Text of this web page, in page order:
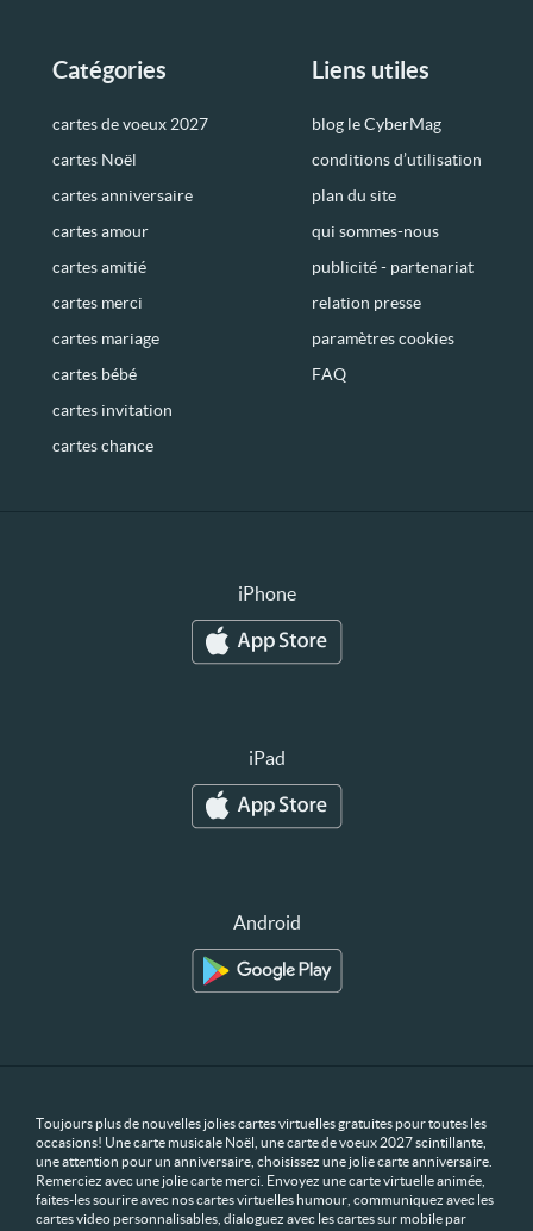
Catégories
cartes de voeux 2027
cartes Noël
cartes anniversaire
cartes amour
cartes amitié
cartes merci
cartes mariage
cartes bébé
cartes invitation
cartes chance
Liens utiles
blog le CyberMag
conditions d’utilisation
plan du site
qui sommes-nous
publicité - partenariat
relation presse
paramètres cookies
FAQ
iPhone
iPad
Android
Toujours plus de nouvelles jolies cartes virtuelles gratuites pour toutes les
occasions! Une carte musicale Noël, une carte de voeux 2027 scintillante,
une attention pour un anniversaire, choisissez une jolie carte anniversaire.
Remerciez avec une jolie carte merci. Envoyez une carte virtuelle animée,
faites-les sourire avec nos cartes virtuelles humour, communiquez avec les
cartes video personnalisables, dialoguez avec les cartes sur mobile par